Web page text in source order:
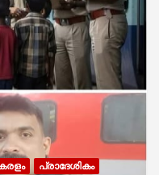
പ്രാദേശികം